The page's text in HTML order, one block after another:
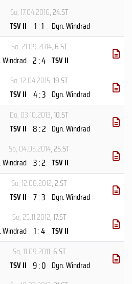
So, 17.04.2016, 24.ST
TSV II
1 : 1 Dyn. Windrad
So, 21.09.2014, 6.ST
Windrad 2 : 4 TSV II
So, 12.04.2015, 19.ST
TSV II 4 : 3 Dyn. Windrad
Do, 03.10.2013, 10.ST
TSV II 8 : 2 Dyn. Windrad
So, 04.05.2014, 25.ST
Windrad 3 : 2 TSV II
So, 12.08.2012, 2.ST
TSV II 7 : 3 Dyn. Windrad
So, 25.11.2012, 17.ST
Windrad 1 : 4 TSV II
So, 11.09.2011, 6.ST
TSV II 9 : 0 Dyn. Windrad